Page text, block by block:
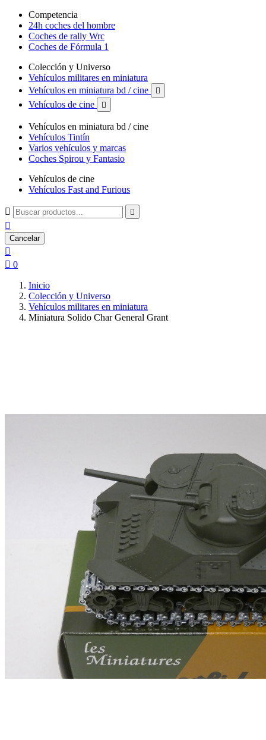
Competencia
24h coches del hombre
Coches de rally Wrc
Coches de Fórmula 1
Colección y Universo
Vehículos militares en miniatura
Vehículos en miniatura bd / cine

Vehículos de cine 
Vehículos en miniatura bd / cine
Vehículos Tintín
Varios vehículos y marcas
Coches Spirou y Fantasio
Vehículos de cine
Vehículos Fast and Furious
 

Cancelar

 0
Inicio
Colección y Universo
Vehículos militares en miniatura
Miniatura Solido Char General Grant